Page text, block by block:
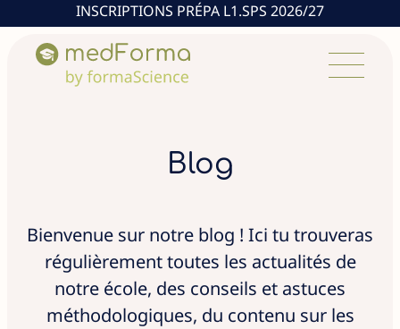
INSCRIPTIONS PRÉPA L1.SPS 2026/27
Blog
Bienvenue sur notre blog ! Ici tu trouveras
régulièrement toutes les actualités de
notre école, des conseils et astuces
méthodologiques, du contenu sur les